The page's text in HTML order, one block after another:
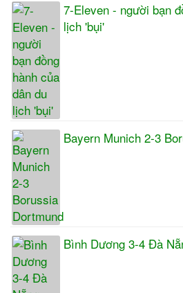
7-Eleven - người bạn
lịch 'bụi'
Bayern Munich 2-3
Bình Dương 3-4 Đà